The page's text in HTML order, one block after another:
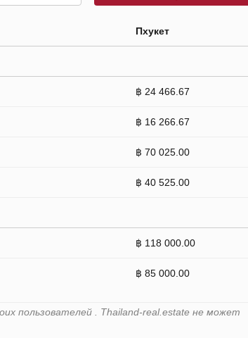
Пхукет
฿ 24 466.67
฿ 16 266.67
฿ 70 025.00
฿ 40 525.00
฿ 118 000.00
฿ 85 000.00
пользователей . Thailand-real.estate не может